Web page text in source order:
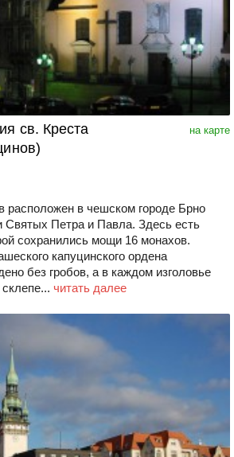
на карте
св. Креста
расположен в чешском городе Брно
Святых Петра и Павла. Здесь есть
сохранились мощи 16 монахов.
капуцинского ордена
без гробов, а в каждом изголовье
читать далее